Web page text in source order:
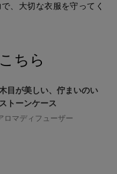
、大切な衣服を守ってく
ちら
目が美しい、佇まいのい
トーンケース
ロマディフューザー